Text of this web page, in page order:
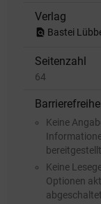
Verlag
find_in_page Bastei
Seitenzahl
64
Keine
bereitgestellt
Keine
Optionen